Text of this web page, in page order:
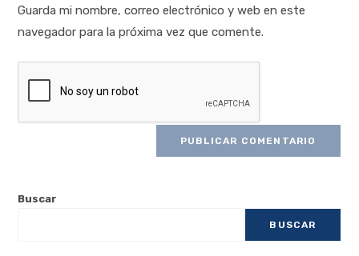
Guarda mi nombre, correo electrónico y web en este
navegador para la próxima vez que comente.
Buscar
BUSCAR